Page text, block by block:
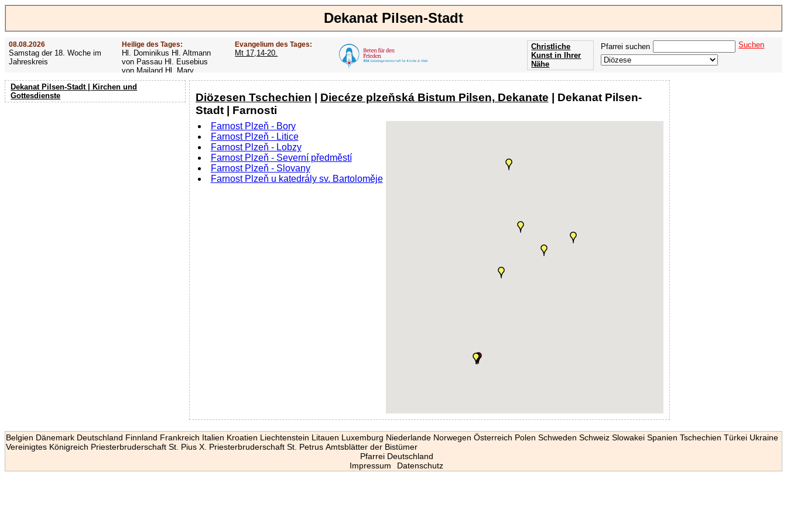
Dekanat Pilsen-Stadt
08.08.2026
Samstag der 18. Woche im
Jahreskreis
Heilige des Tages:
Hl. Dominikus Hl. Altmann
von Passau Hl. Eusebius
von Mailand Hl. Mary
MacKillop Hl. Cyriakus Hl.
Hildiger Vierzehn heilige
Nothelfer Hl. Famian Hl.
Evangelium des Tages:
Mt 17,14-20.
Pfarrei suchen Suchen
Christliche
Kunst in Ihrer
Nähe
Dekanat Pilsen-Stadt | Kirchen und
Gottesdienste
Diözesen Tschechien | Diecéze plzeňská Bistum Pilsen, Dekanate | Dekanat Pilsen-
Stadt | Farnosti
Farnost Plzeň - Bory
Farnost Plzeň - Litice
Farnost Plzeň - Lobzy
Farnost Plzeň - Severní předměstí
Farnost Plzeň - Slovany
Farnost Plzeň u katedrály sv. Bartoloměje
Belgien Dänemark Deutschland Finnland Frankreich Italien Kroatien Liechtenstein Litauen Luxemburg Niederlande Norwegen Österreich Polen Schweden Schweiz Slowakei Spanien Tschechien Türkei Ukraine
Vereinigtes Königreich Priesterbruderschaft St. Pius X. Priesterbruderschaft St. Petrus Amtsblätter der Bistümer
Pfarrei Deutschland
Impressum
Datenschutz